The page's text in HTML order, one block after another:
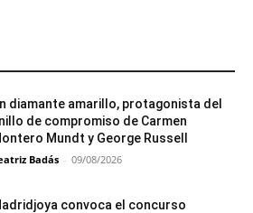
diamante amarillo, protagonista del
de compromiso de Carmen
Mundt y George Russell
Badás - 09/08/2026
convoca el concurso